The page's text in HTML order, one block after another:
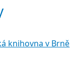
knihovna v Brně